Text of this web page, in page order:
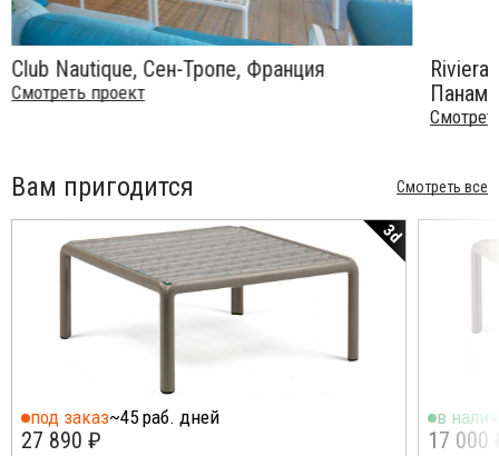
Club Nautique, Сен-Тропе, Франция
Смотреть проект
Riviera
Панама
Вам пригодится Смотреть все
3d
под заказ~45 раб. дней
27 890 ₽
в
17 000